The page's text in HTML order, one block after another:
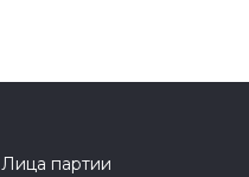
Лица партии